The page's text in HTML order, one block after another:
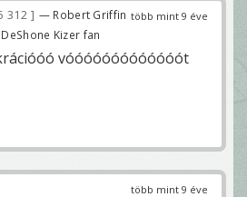
több mint 9 éve
312
— Robert Griffin
Kizer fan
vóóóóóóóóóóóóót
több mint 9 éve